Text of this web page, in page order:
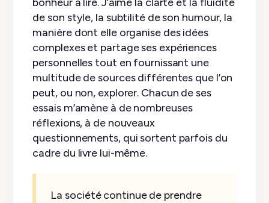
de son style, la subtilité de son humour, la
manière dont elle organise des idées
complexes et partage ses expériences
personnelles tout en fournissant une
multitude de sources différentes que l’on
peut, ou non, explorer. Chacun de ses
essais m’amène à de nombreuses
réflexions, à de nouveaux
questionnements, qui sortent parfois du
cadre du livre lui-même.
La société continue de prendre